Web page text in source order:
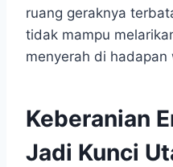
ruang geraknya
tidak mampu
menyerah di hadapan
Keberanian
Jadi Kunci